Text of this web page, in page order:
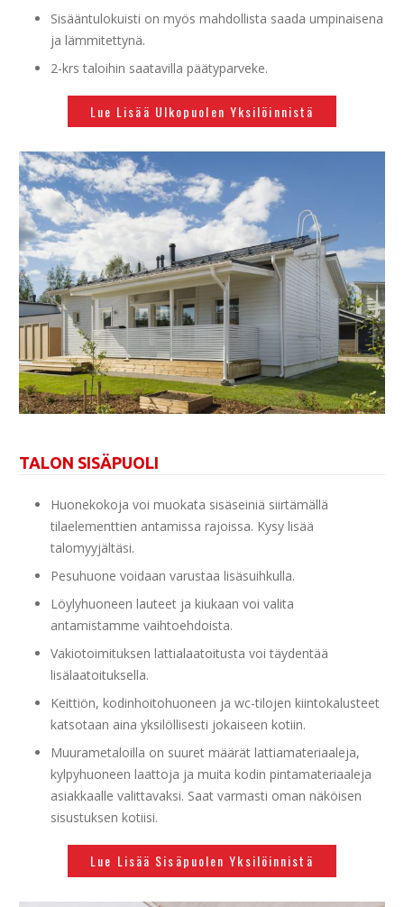
Sisääntulokuisti on myös mahdollista saada umpinaisena
ja lämmitettynä.
2-krs taloihin saatavilla päätyparveke.
Lue Lisää Ulkopuolen Yksilöinnistä
TALON SISÄPUOLI
Huonekokoja voi muokata sisäseiniä siirtämällä
tilaelementtien antamissa rajoissa. Kysy lisää
talomyyjältäsi.
Pesuhuone voidaan varustaa lisäsuihkulla.
Löylyhuoneen lauteet ja kiukaan voi valita
antamistamme vaihtoehdoista.
Vakiotoimituksen lattialaatoitusta voi täydentää
lisälaatoituksella.
Keittiön, kodinhoitohuoneen ja wc-tilojen kiintokalusteet
katsotaan aina yksilöllisesti jokaiseen kotiin.
Muurametaloilla on suuret määrät lattiamateriaaleja,
kylpyhuoneen laattoja ja muita kodin pintamateriaaleja
asiakkaalle valittavaksi. Saat varmasti oman näköisen
sisustuksen kotiisi.
Lue Lisää Sisäpuolen Yksilöinnistä